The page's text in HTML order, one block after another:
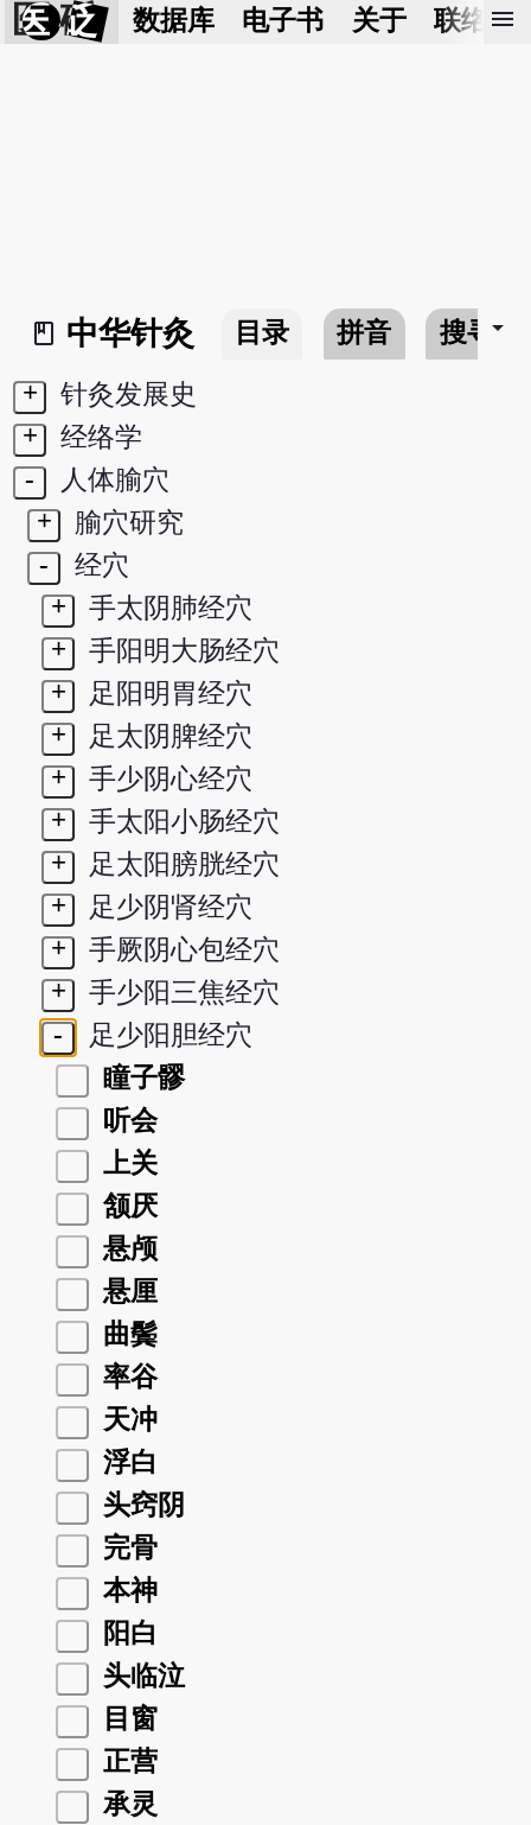
医 砭 数据库 电子书 关于 联络我
menu
book_2
中华针灸 目录 拼音 搜寻arrow_drop_down
+
针灸发展史
+
经络学
-
人体腧穴
+
腧穴研究
-
经穴
+
手太阴肺经穴
+
手阳明大肠经穴
+
足阳明胃经穴
+
足太阴脾经穴
+
手少阴心经穴
+
手太阳小肠经穴
+
足太阳膀胱经穴
+
足少阴肾经穴
+
手厥阴心包经穴
+
手少阳三焦经穴
-
足少阳胆经穴
瞳子髎
听会
上关
颔厌
悬颅
悬厘
曲鬓
率谷
天冲
浮白
头窍阴
完骨
本神
阳白
头临泣
目窗
正营
承灵